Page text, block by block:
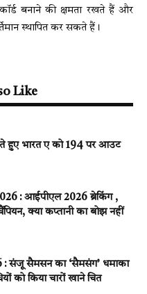
बनाने की क्षमता रखते हैं और
स्थापित कर सकते हैं।
Like
हुए भारत ए को 194 पर आउट
: आईपीएल 2026 ब्रेकिंग ,
क्या कप्तानी का बोझ नहीं
संजू सैमसन का ‘सैमसंग’ धमाका
को किया चारों खाने चित